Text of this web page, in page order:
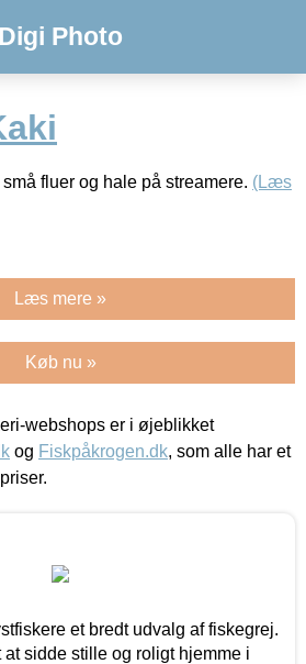
Digi Photo
fluer og hale på streamere. (Læs
Læs mere »
Køb nu »
webshops er i øjeblikket
og Fiskpåkrogen.dk, som alle har et
et bredt udvalg af fiskegrej.
sidde stille og roligt hjemme i